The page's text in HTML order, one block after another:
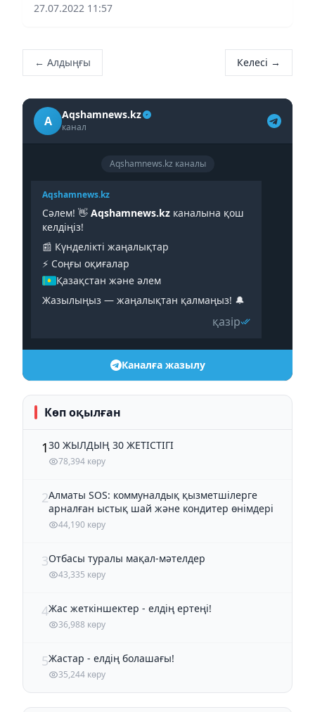
27.07.2022 11:57
← Алдыңғы Келесі →
A Aqshamnews.kz
канал
Aqshamnews.kz каналы
Aqshamnews.kz
Сәлем! 👋 Aqshamnews.kz каналына қош
келдіңіз!
📰 Күнделікті жаңалықтар
⚡️ Соңғы оқиғалар
Қазақстан және әлем
Жазылыңыз — жаңалықтан қалмаңыз! 🔔
қазір
Каналға жазылу
Көп оқылған
130 ЖЫЛДЫҢ 30 ЖЕТІСТІГІ
78,394 көру
2Алматы SOS: коммуналдық қызметшілерге
арналған ыстық шай және кондитер өнімдері
44,190 көру
3Отбасы туралы мақал-мәтелдер
43,335 көру
4Жас жеткіншектер - елдің ертеңі!
36,988 көру
5Жастар - елдің болашағы!
35,244 көру